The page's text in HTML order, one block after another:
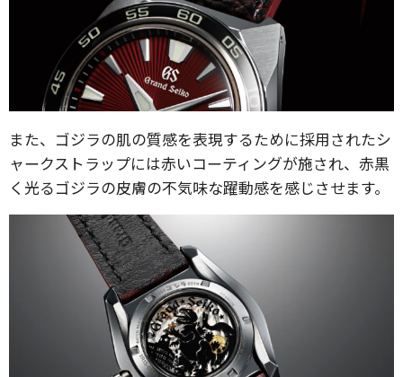
また、ゴジラの肌の質感を表現するために採用されたシ
ャークストラップには赤いコーティングが施され、赤黒
く光るゴジラの皮膚の不気味な躍動感を感じさせます。